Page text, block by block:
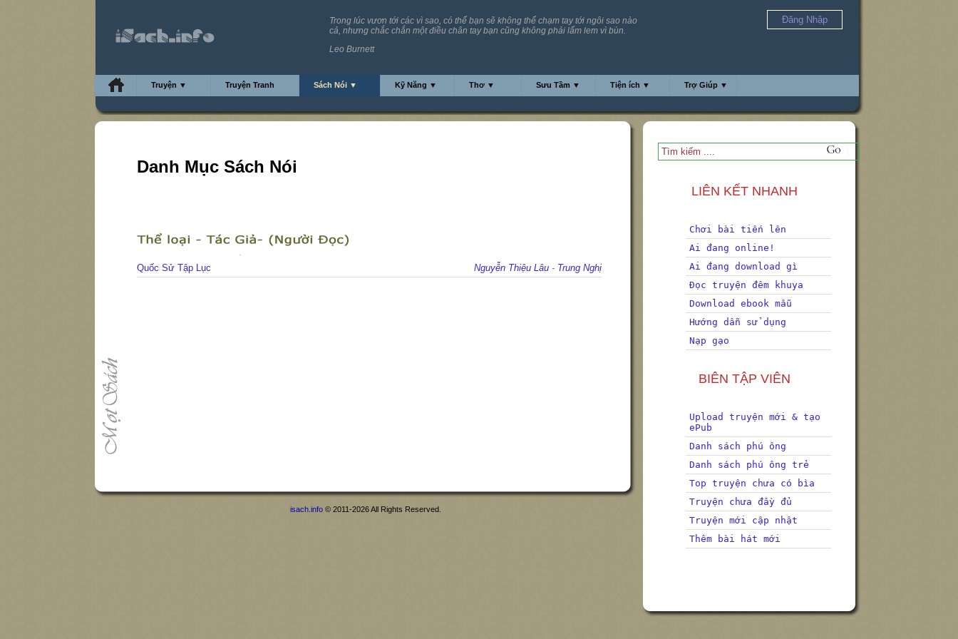
Trong lúc vươn tới các vì sao, có thể bạn sẽ không thể chạm tay tới ngôi sao nào
cả, nhưng chắc chắn một điều chân tay bạn cũng không phải lấm lem vì bùn.
Leo Burnett
Đăng Nhập
Truyện ▼ Truyện Tranh Sách Nói ▼ Kỹ Năng ▼ Thơ ▼ Sưu Tầm ▼ Tiện ích ▼ Trợ Giúp ▼
LIÊN KẾT NHANH
Chơi bài tiến lên
Ai đang online!
Ai đang download gì
Đọc truyện đêm khuya
Download ebook mẫu
Hướng dẫn sử dụng
Nạp gạo
BIÊN TẬP VIÊN
Upload truyện mới & tạo
ePub
Danh sách phú ông
Danh sách phú ông trẻ
Top truyện chưa có bìa
Truyện chưa đầy đủ
Truyện mới cập nhật
Thêm bài hát mới
Danh Mục Sách Nói
Quốc Sử Tập Lục Nguyễn Thiệu Lâu - Trung Nghị
isach.info © 2011-2026 All Rights Reserved.